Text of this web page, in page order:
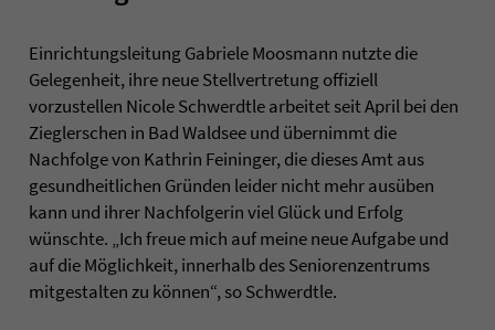
Einrichtungsleitung Gabriele Moosmann nutzte die
Gelegenheit, ihre neue Stellvertretung offiziell
vorzustellen Nicole Schwerdtle arbeitet seit April bei den
Zieglerschen in Bad Waldsee und übernimmt die
Nachfolge von Kathrin Feininger, die dieses Amt aus
gesundheitlichen Gründen leider nicht mehr ausüben
kann und ihrer Nachfolgerin viel Glück und Erfolg
wünschte. „Ich freue mich auf meine neue Aufgabe und
auf die Möglichkeit, innerhalb des Seniorenzentrums
mitgestalten zu können“, so Schwerdtle.